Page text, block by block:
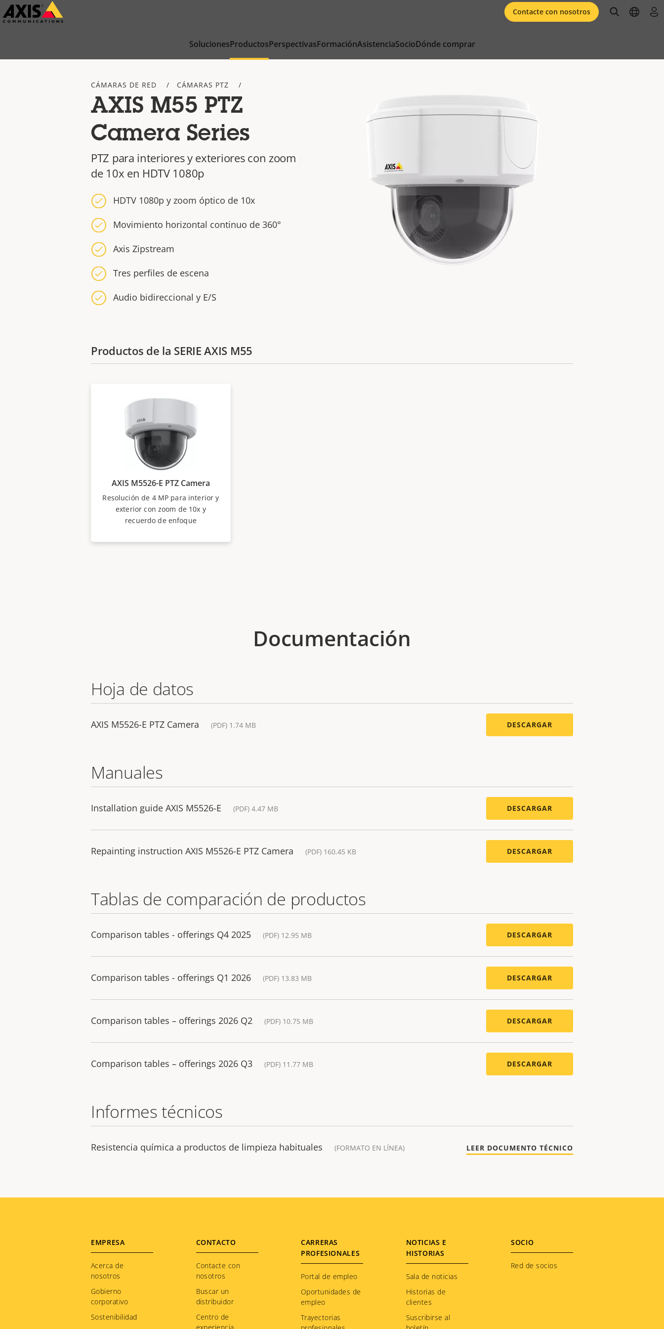
Saltar
al
SolucionesProductosPerspectivasFormaciónAsistenciaSocioDónde comprar
Contacte con nosotros openopen
CÁMARAS DE RED CÁMARAS PTZ
AXIS M55 PTZ
Camera Series
PTZ para interiores y exteriores con zoom
de 10x en HDTV 1080p
HDTV 1080p y zoom óptico de 10x
Movimiento horizontal continuo de 360°
Axis Zipstream
Tres perfiles de escena
Audio bidireccional y E/S
Productos de la SERIE AXIS M55
AXIS M5526-E PTZ Camera
Resolución de 4 MP para interior y
exterior con zoom de 10x y
recuerdo de enfoque
Documentación
Hoja de datos
AXIS M5526-E PTZ Camera (PDF) 1.74 MB DESCARGAR
Manuales
Installation guide AXIS M5526-E (PDF) 4.47 MB DESCARGAR
Repainting instruction AXIS M5526-E PTZ Camera (PDF) 160.45 KB DESCARGAR
Tablas de comparación de productos
Comparison tables - offerings Q4 2025 (PDF) 12.95 MB DESCARGAR
Comparison tables - offerings Q1 2026 (PDF) 13.83 MB DESCARGAR
Comparison tables – offerings 2026 Q2 (PDF) 10.75 MB DESCARGAR
Comparison tables – offerings 2026 Q3 (PDF) 11.77 MB DESCARGAR
Informes técnicos
Resistencia química a productos de limpieza habituales (FORMATO EN LÍNEA) LEER DOCUMENTO TÉCNICO
Footer
menu
EMPRESA
Acerca de
nosotros
Gobierno
corporativo
Sostenibilidad
CONTACTO
Contacte con
nosotros
Buscar un
distribuidor
Centro de
CARRERAS
PROFESIONALES
Portal de empleo
Oportunidades de
empleo
Trayectorias
NOTICIAS E
HISTORIAS
Sala de noticias
Historias de
clientes
Suscribirse al
SOCIO
Red de socios